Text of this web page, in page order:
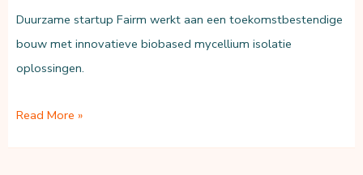
Duurzame startup Fairm werkt aan een toekomstbestendige
bouw met innovatieve biobased mycellium isolatie
oplossingen.
Fairm:
Read More »